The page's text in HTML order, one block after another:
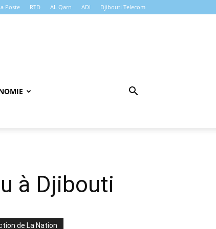
Poste RTD AL Qarn ADI Djibouti Telecom
à Djibouti
de La Nation